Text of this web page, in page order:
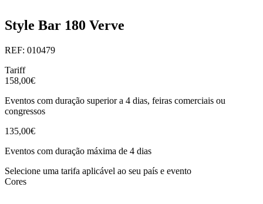
Style Bar 180 Verve
REF: 010479
Tariff
158,00€
Eventos com duração superior a 4 dias, feiras comerciais ou
congressos
135,00€
Eventos com duração máxima de 4 dias
Selecione uma tarifa aplicável ao seu país e evento
Cores